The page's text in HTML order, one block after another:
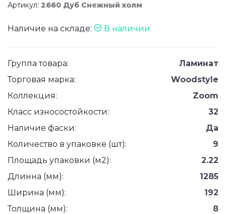
Артикул: 2660 Дуб Снежный холм
Наличие на складе: В наличии
Группа товара:
Ламинат
Торговая марка:
Woodstyle
Коллекция:
Zoom
Класс износостойкости:
32
Наличие фаски:
Да
Количество в упаковке (шт):
9
Площадь упаковки (м2):
2.22
Длинна (мм):
1285
Ширина (мм):
192
Толщина (мм):
8